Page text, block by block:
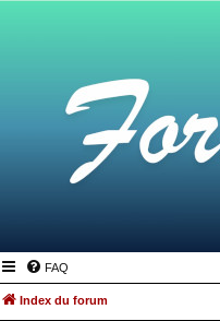
FAQ
Index du forum